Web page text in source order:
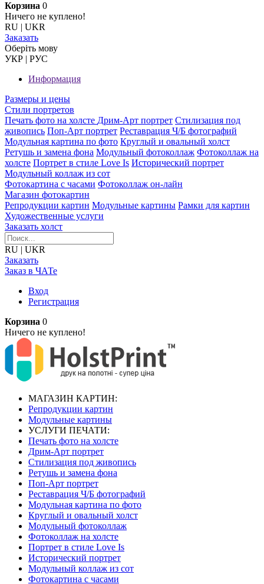
Корзина 0
Ничего не куплено!
RU | UKR
Заказать
Оберiть мову
УКР | РУС
Информация
Размеры и цены
Стили портретов
Печать фото на холсте Дрим-Арт портрет Стилизация под
живопись Поп-Арт портрет Реставрация Ч/Б фотографий
Модульная картина по фото Круглый и овальный холст
Ретушь и замена фона Модульный фотоколлаж Фотоколлаж на
холсте Портрет в стиле Love Is Исторический портрет
Модульный коллаж из сот
Фотокартина с часами Фотоколлаж он-лайн
Магазин фотокартин
Репродукции картин Модульные картины Рамки для картин
Художественные услуги
Заказать холст
RU | UKR
Заказать
Заказ в ЧАТе
Вход
Регистрация
Корзина 0
Ничего не куплено!
МАГАЗИН КАРТИН:
Репродукции картин
Модульные картины
УСЛУГИ ПЕЧАТИ:
Печать фото на холсте
Дрим-Арт портрет
Стилизация под живопись
Ретушь и замена фона
Поп-Арт портрет
Реставрация Ч/Б фотографий
Модульная картина по фото
Круглый и овальный холст
Модульный фотоколлаж
Фотоколлаж на холсте
Портрет в стиле Love Is
Исторический портрет
Модульный коллаж из сот
Фотокартина с часами